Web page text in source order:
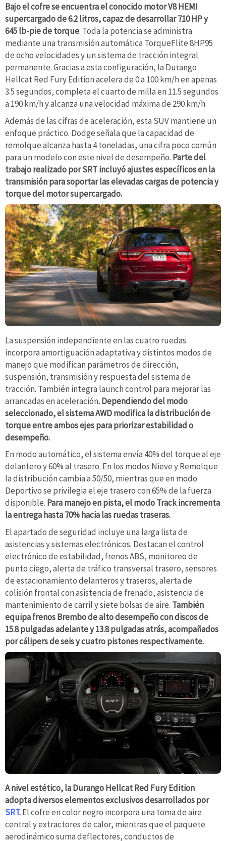
Bajo el cofre se encuentra el conocido motor V8 HEMI
supercargado de 6.2 litros, capaz de desarrollar 710 HP y
645 lb-pie de torque. Toda la potencia se administra
mediante una transmisión automática TorqueFlite 8HP95
de ocho velocidades y un sistema de tracción integral
permanente. Gracias a esta configuración, la Durango
Hellcat Red Fury Edition acelera de 0 a 100 km/h en apenas
3.5 segundos, completa el cuarto de milla en 11.5 segundos
a 190 km/h y alcanza una velocidad máxima de 290 km/h.
Además de las cifras de aceleración, esta SUV mantiene un
enfoque práctico. Dodge señala que la capacidad de
remolque alcanza hasta 4 toneladas, una cifra poco común
para un modelo con este nivel de desempeño. Parte del
trabajo realizado por SRT incluyó ajustes específicos en la
transmisión para soportar las elevadas cargas de potencia y
torque del motor supercargado.
La suspensión independiente en las cuatro ruedas
incorpora amortiguación adaptativa y distintos modos de
manejo que modifican parámetros de dirección,
suspensión, transmisión y respuesta del sistema de
tracción. También integra launch control para mejorar las
arrancadas en aceleración. Dependiendo del modo
seleccionado, el sistema AWD modifica la distribución de
torque entre ambos ejes para priorizar estabilidad o
desempeño.
En modo automático, el sistema envía 40% del torque al eje
delantero y 60% al trasero. En los modos Nieve y Remolque
la distribución cambia a 50/50, mientras que en modo
Deportivo se privilegia el eje trasero con 65% de la fuerza
disponible. Para manejo en pista, el modo Track incrementa
la entrega hasta 70% hacia las ruedas traseras.
El apartado de seguridad incluye una larga lista de
asistencias y sistemas electrónicos. Destacan el control
electrónico de estabilidad, frenos ABS, monitoreo de
punto ciego, alerta de tráfico transversal trasero, sensores
de estacionamiento delanteros y traseros, alerta de
colisión frontal con asistencia de frenado, asistencia de
mantenimiento de carril y siete bolsas de aire. También
equipa frenos Brembo de alto desempeño con discos de
15.8 pulgadas adelante y 13.8 pulgadas atrás, acompañados
por cálipers de seis y cuatro pistones respectivamente.
A nivel estético, la Durango Hellcat Red Fury Edition
adopta diversos elementos exclusivos desarrollados por
SRT.El cofre en color negro incorpora una toma de aire
central y extractores de calor, mientras que el paquete
aerodinámico suma deflectores, conductos de